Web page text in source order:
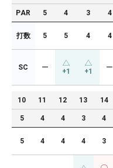
PAR 5 4 3 4
打数 5 5 4 4
SC ー +1 +1 ー
10 11 12 13 14
5 4 4 3 4
5 4 4 4 3